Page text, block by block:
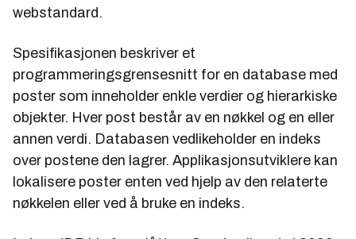
webstandard.
Spesifikasjonen beskriver et
programmeringsgrensesnitt for en database med
poster som inneholder enkle verdier og hierarkiske
objekter. Hver post består av en nøkkel og en eller
annen verdi. Databasen vedlikeholder en indeks
over postene den lagrer. Applikasjonsutviklere kan
lokalisere poster enten ved hjelp av den relaterte
nøkkelen eller ved å bruke en indeks.